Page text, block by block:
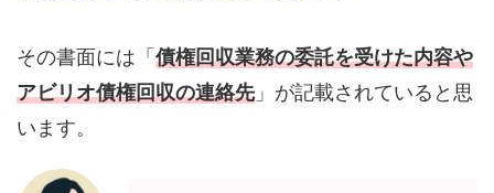
その書面には「 債権回収業務の委託を受けた内容や
アビリオ債権回収の連絡先」が記載されていると思
います。